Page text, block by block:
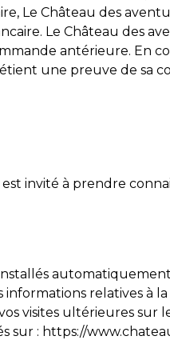
Le Château des
Le Château des
antérieure. En
une preuve de sa
invité à prendre
relatives à
visites ultérieures sur
sur : https://